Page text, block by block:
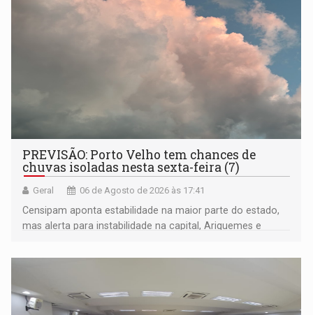
PREVISÃO: Porto Velho tem chances de
chuvas isoladas nesta sexta-feira (7)
Geral 06 de Agosto de 2026 às 17:41
Censipam aponta estabilidade na maior parte do estado,
mas alerta para instabilidade na capital, Ariquemes e